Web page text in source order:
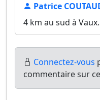
Patrice
4 km au sud à Vaux.
Connectez-vous
commentaire sur